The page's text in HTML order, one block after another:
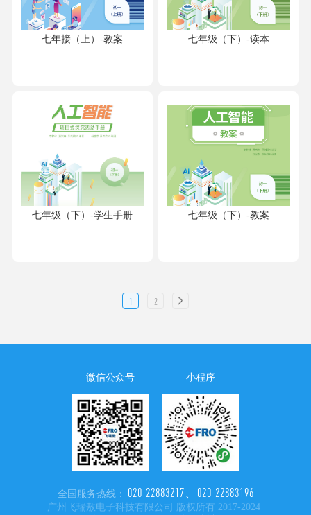
七年接（上）-教案 七年级（下）-读本
七年级（下）-学生手册 七年级（下）-教案
1 2
微信公众号 小程序
全国服务热线： 020-22883217、020-22883196
广州飞瑞敖电子科技有限公司 版权所有 2017-2024